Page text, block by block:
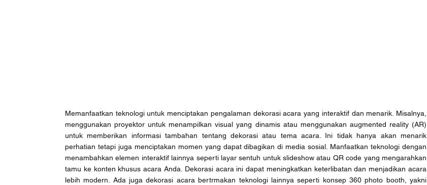
Memanfaatkan teknologi untuk menciptakan pengalaman dekorasi acara yang interaktif dan menarik. Misalnya,
menggunakan proyektor untuk menampilkan visual yang dinamis atau menggunakan augmented reality (AR)
untuk memberikan informasi tambahan tentang dekorasi atau tema acara. Ini tidak hanya akan menarik
perhatian tetapi juga menciptakan momen yang dapat dibagikan di media sosial. Manfaatkan teknologi dengan
menambahkan elemen interaktif lainnya seperti layar sentuh untuk slideshow atau QR code yang mengarahkan
tamu ke konten khusus acara Anda. Dekorasi acara ini dapat meningkatkan keterlibatan dan menjadikan acara
lebih modern. Ada juga dekorasi acara bertrmakan teknologi lainnya seperti konsep 360 photo booth, yakni